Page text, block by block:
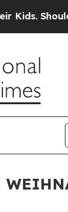
the US?The